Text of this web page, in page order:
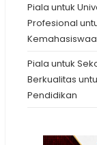
Piala untuk
Profesional
Piala untuk
Berkualitas
Pendidikan